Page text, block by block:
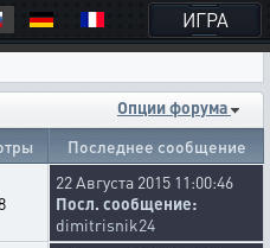
ИГРА
Опции форума
Последнее сообщение
22 Августа 2015 11:00:46
Посл. сообщение:
dimitrisnik24